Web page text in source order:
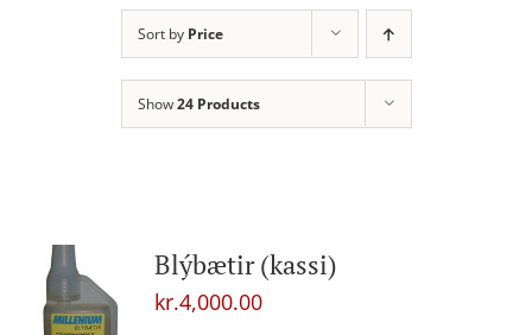
Sort by Price
Show24 Products
Blýbætir (kassi)
kr.4,000.00